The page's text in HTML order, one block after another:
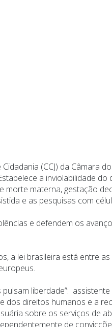
(CCJ) da Câmara
a inviolabilidade do
morte materna, gestação
e as pesquisas com
e defendem os
a lei brasileira está entre as
liberdade”:
dos direitos humanos e a
sobre os serviços de
de